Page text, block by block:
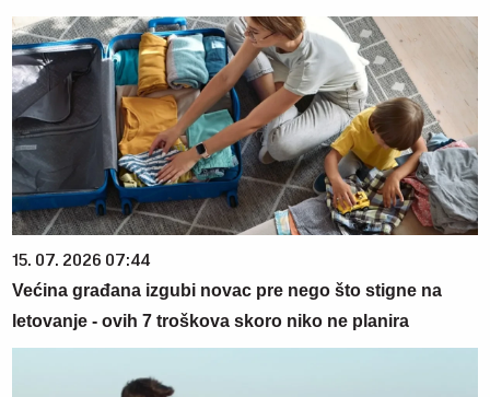
15. 07. 2026 07:44
Većina građana izgubi novac pre nego što stigne na
letovanje - ovih 7 troškova skoro niko ne planira